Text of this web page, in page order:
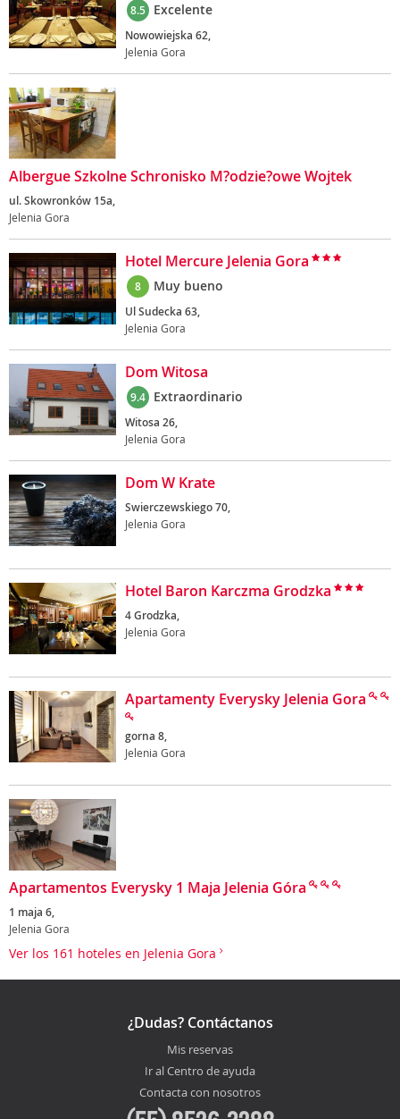
8.5 Excelente
Nowowiejska 62,
Jelenia Gora
Albergue Szkolne Schronisko M?odzie?owe Wojtek
ul. Skowronków 15a,
Jelenia Gora
Hotel Mercure Jelenia Gora
8 Muy bueno
Ul Sudecka 63,
Jelenia Gora
Dom Witosa
9.4 Extraordinario
Witosa 26,
Jelenia Gora
Dom W Krate
Swierczewskiego 70,
Jelenia Gora
Hotel Baron Karczma Grodzka
4 Grodzka,
Jelenia Gora
Apartamenty Everysky Jelenia Gora
gorna 8,
Jelenia Gora
Apartamentos Everysky 1 Maja Jelenia Góra
1 maja 6,
Jelenia Gora
Ver los 161 hoteles en Jelenia Gora
¿Dudas? Contáctanos
Mis reservas
Ir al Centro de ayuda
Contacta con nosotros